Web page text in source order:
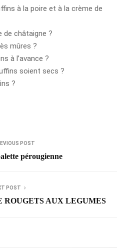
à la poire et à la crème de
de châtaigne ?
mûres ?
à l’avance ?
soient secs ?
?
POST
pérougienne
POST
ROUGETS AUX LEGUMES